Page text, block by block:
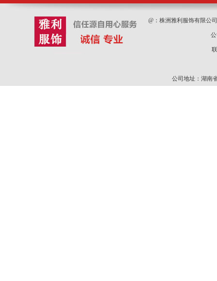
@： 株洲雅利服饰有限公
公司地址：湖南